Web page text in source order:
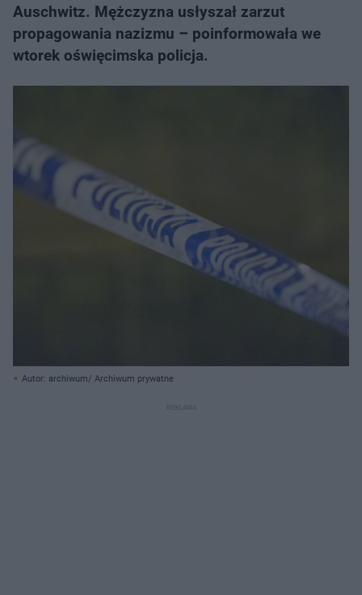
Auschwitz. Mężczyzna usłyszał zarzut
propagowania nazizmu – poinformowała we
wtorek oświęcimska policja.
Autor: archiwum/ Archiwum prywatne